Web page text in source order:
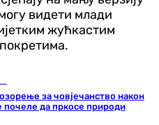
видети млади
жућкастим
за човјечанство након
почеле да пркосе природи